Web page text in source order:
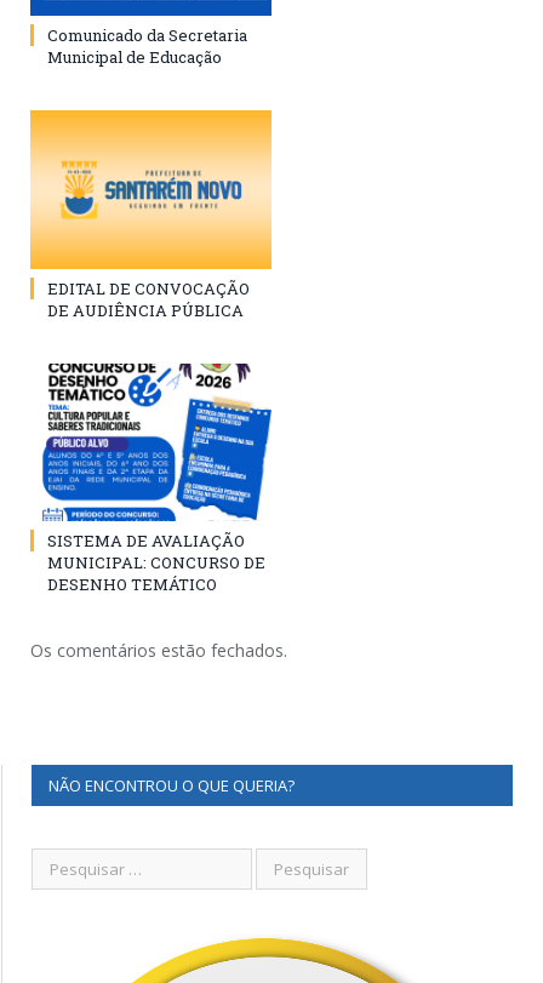
Comunicado da Secretaria
Municipal de Educação
EDITAL DE CONVOCAÇÃO
DE AUDIÊNCIA PÚBLICA
SISTEMA DE AVALIAÇÃO
MUNICIPAL: CONCURSO DE
DESENHO TEMÁTICO
Os comentários estão fechados.
NÃO ENCONTROU O QUE QUERIA?